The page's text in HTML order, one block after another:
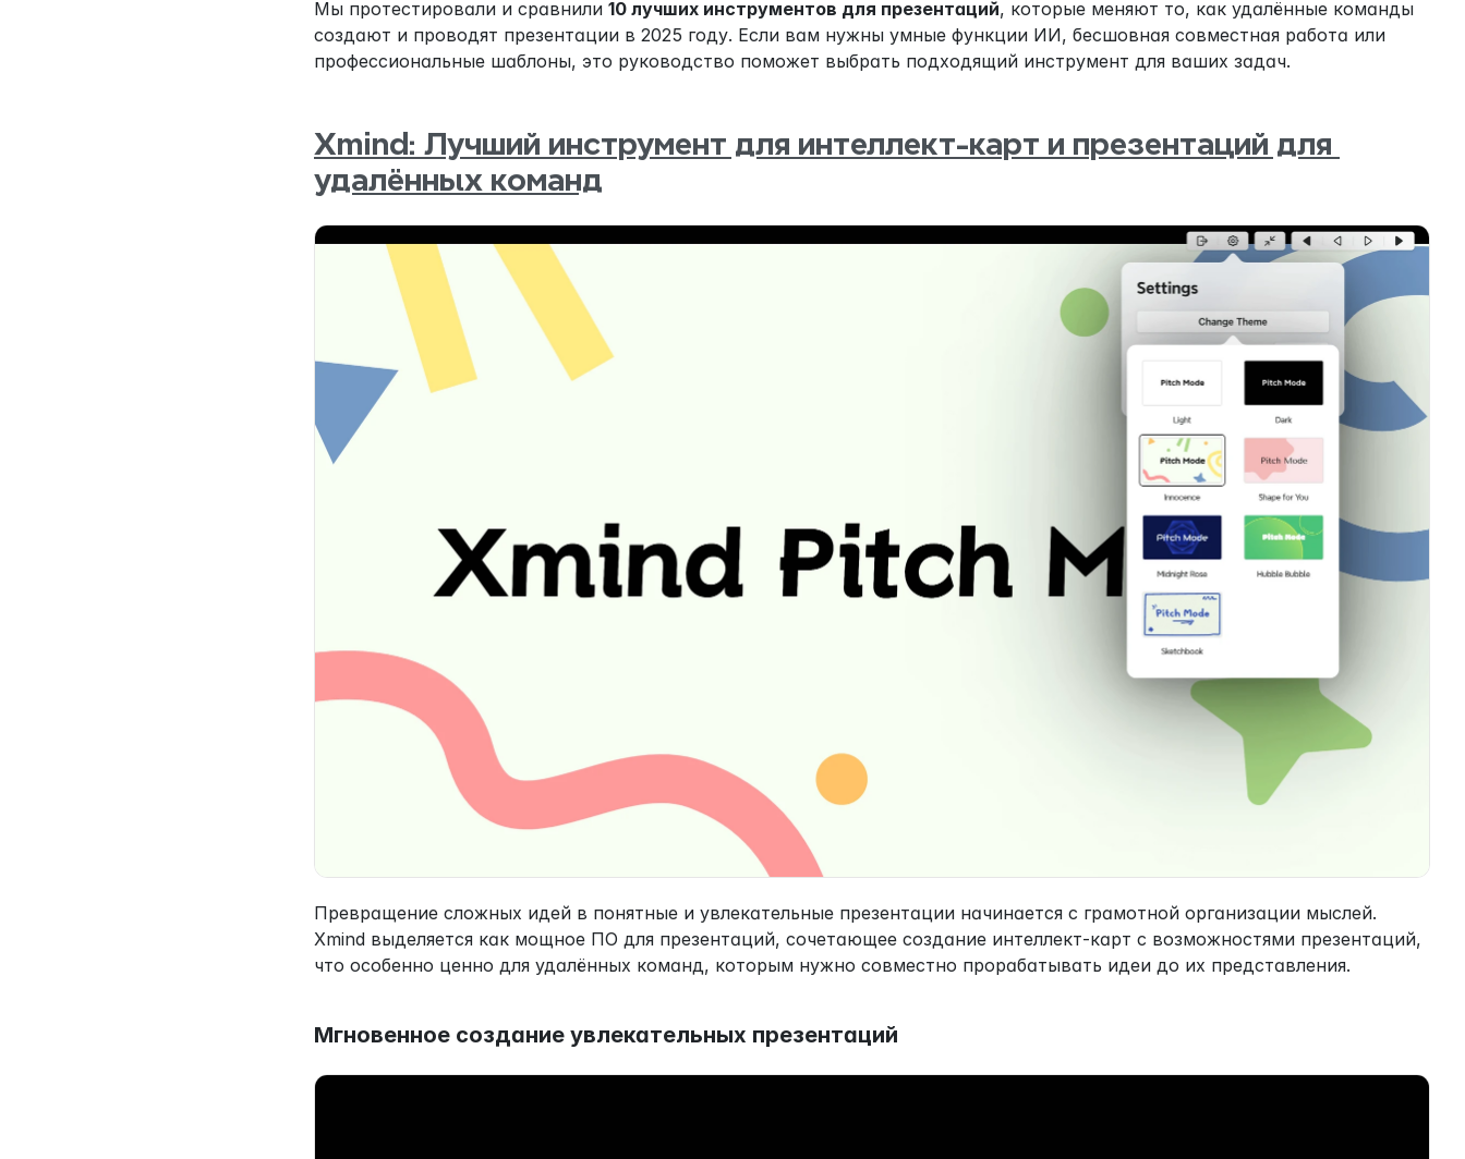
Мы протестировали и сравнили 10 лучших инструментов для презентаций, которые меняют то, как удалённые команды
создают и проводят презентации в 2025 году. Если вам нужны умные функции ИИ, бесшовная совместная работа или
профессиональные шаблоны, это руководство поможет выбрать подходящий инструмент для ваших задач.
Xmind: Лучший инструмент для интеллект-карт и презентаций для
удалённых команд
Превращение сложных идей в понятные и увлекательные презентации начинается с грамотной организации мыслей.
Xmind выделяется как мощное ПО для презентаций, сочетающее создание интеллект-карт с возможностями презентаций,
что особенно ценно для удалённых команд, которым нужно совместно прорабатывать идеи до их представления.
Мгновенное создание увлекательных презентаций